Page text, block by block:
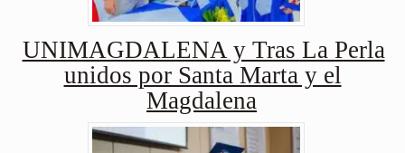
UNIMAGDALENA y Tras La Perla
unidos por Santa Marta y el
Magdalena